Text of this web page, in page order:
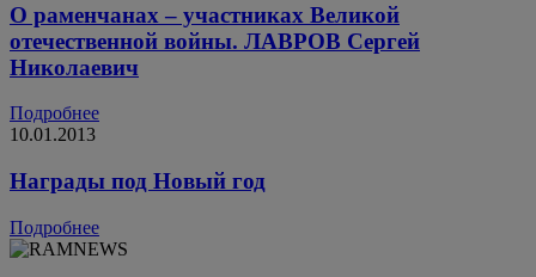
О раменчанах – участниках Великой
отечественной войны. ЛАВРОВ Сергей
Николаевич
Подробнее
10.01.2013
Награды под Новый год
Подробнее